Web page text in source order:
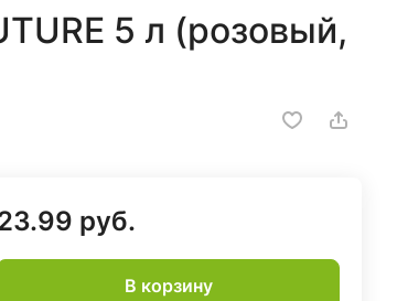
5 л (розовый,
руб.
В корзину